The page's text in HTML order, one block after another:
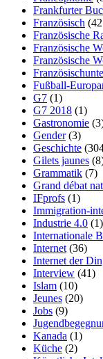
Frankfurter
Französisch
Französische
Französische
Französische
Fußball-
G7 (1)
G7 2018 (1)
Gastronomie
Gender(3)
Geschichte
Gilets jaunes
Grammatik (7)
Grand débat
IFprofs (1)
Immigration-
Industrie 4.0 (1)
Internationale
Internet (36)
Internet der
Interview (41)
Islam (10)
Jeunes (20)
Jobs (9)
Kanada (1)
Küche (2)